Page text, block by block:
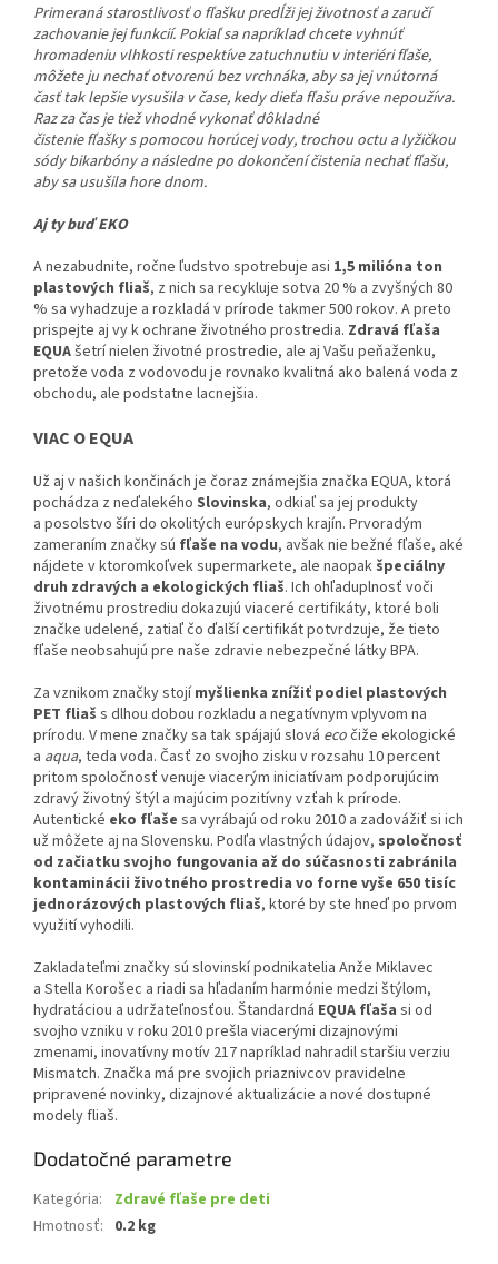
Primeraná starostlivosť o fľašku predĺži jej životnosť a zaručí
zachovanie jej funkcií. Pokiaľ sa napríklad chcete vyhnúť
hromadeniu vlhkosti respektíve zatuchnutiu v interiéri fľaše,
môžete ju nechať otvorenú bez vrchnáka, aby sa jej vnútorná
časť tak lepšie vysušila v čase, kedy dieťa fľašu práve nepoužíva.
Raz za čas je tiež vhodné vykonať dôkladné
čistenie fľašky s pomocou horúcej vody, trochou octu a lyžičkou
sódy bikarbóny a následne po dokončení čistenia nechať fľašu,
aby sa usušila hore dnom.
Aj ty buď EKO
A nezabudnite, ročne ľudstvo spotrebuje asi 1,5 milióna ton
plastových fliaš, z nich sa recykluje sotva 20 % a zvyšných 80
% sa vyhadzuje a rozkladá v prírode takmer 500 rokov. A preto
prispejte aj vy k ochrane životného prostredia. Zdravá fľaša
EQUAšetrí nielen životné prostredie, ale aj Vašu peňaženku,
pretože voda z vodovodu je rovnako kvalitná ako balená voda z
obchodu, ale podstatne lacnejšia.
VIAC O EQUA
Už aj v našich končinách je čoraz známejšia značka EQUA, ktorá
pochádza z neďalekého Slovinska, odkiaľ sa jej produkty
a posolstvo šíri do okolitých európskych krajín. Prvoradým
zameraním značky sú fľaše na vodu, avšak nie bežné fľaše, aké
nájdete v ktoromkoľvek supermarkete, ale naopak špeciálny
druh zdravých a ekologických fliaš. Ich ohľaduplnosť voči
životnému prostrediu dokazujú viaceré certifikáty, ktoré boli
značke udelené, zatiaľ čo ďalší certifikát potvrdzuje, že tieto
fľaše neobsahujú pre naše zdravie nebezpečné látky BPA.
Za vznikom značky stojímyšlienka znížiť podiel plastových
PET fliaš s dlhou dobou rozkladu a negatívnym vplyvom na
prírodu. V mene značky sa tak spájajú slová ecočiže ekologické
a aqua, teda voda. Časť zo svojho zisku v rozsahu 10 percent
pritom spoločnosť venuje viacerým iniciatívam podporujúcim
zdravý životný štýl a majúcim pozitívny vzťah k prírode.
Autentické eko fľaše sa vyrábajú od roku 2010 a zadovážiť si ich
už môžete aj na Slovensku. Podľa vlastných údajov, spoločnosť
od začiatku svojho fungovania až do súčasnosti zabránila
kontaminácii životného prostredia vo forne vyše 650 tisíc
jednorázových plastových fliaš, ktoré by ste hneď po prvom
využití vyhodili.
Zakladateľmi značky sú slovinskí podnikatelia Anže Miklavec
a Stella Korošec a riadi sa hľadaním harmónie medzi štýlom,
hydratáciou a udržateľnosťou. Štandardná EQUA fľaša si od
svojho vzniku v roku 2010 prešla viacerými dizajnovými
zmenami, inovatívny motív 217 napríklad nahradil staršiu verziu
Mismatch. Značka má pre svojich priaznivcov pravidelne
pripravené novinky, dizajnové aktualizácie a nové dostupné
modely fliaš.
Dodatočné parametre
Kategória:
Zdravé fľaše pre deti
Hmotnosť: 0.2 kg